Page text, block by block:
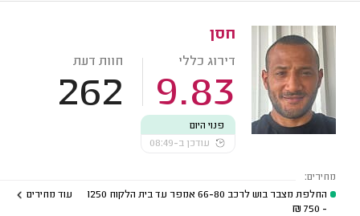
חסן
דירוג כללי
9.83
חוות דעת
262
פנוי היום
עודכן ב-08:49
מחירים:
החלפת מצבר בוש לרכב 66-80 אמפר עד בית הלקוח
1250
- 750
₪
עוד מחירים